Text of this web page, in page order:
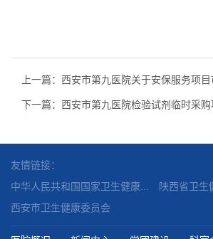
上一篇：西安市第九医院关于安保服务项
下一篇：西安市第九医院检验试剂临时采
友情链接：
中华人民共和国国家卫生健康...
陕西省卫生
西安市卫生健康委员会